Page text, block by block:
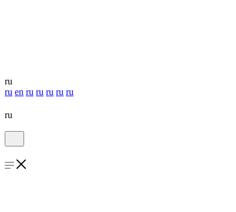
ru
ru en ru ru ru ru ru
ru